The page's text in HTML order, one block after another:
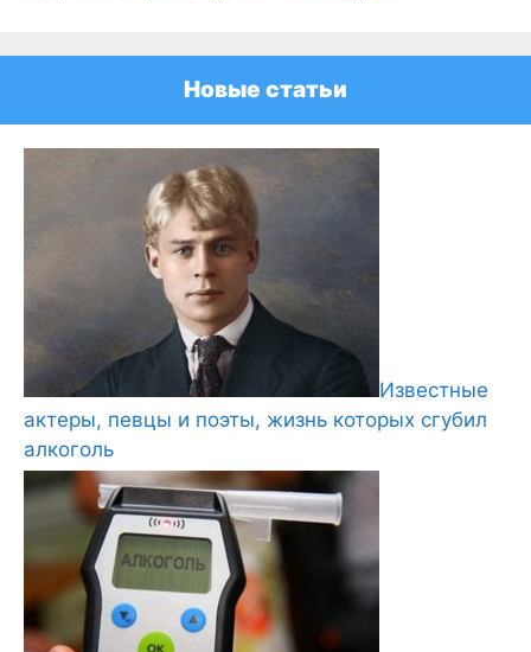
Новые статьи
Известные
актеры, певцы и поэты, жизнь которых сгубил
алкоголь